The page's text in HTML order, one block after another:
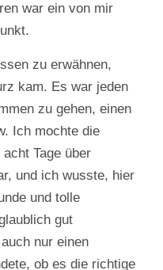
war ein von mir
zu erwähnen,
kam. Es war jeden
zu gehen, einen
Ich mochte die
Tage über
und ich wusste, hier
und tolle
gut
nur einen
ob es die richtige